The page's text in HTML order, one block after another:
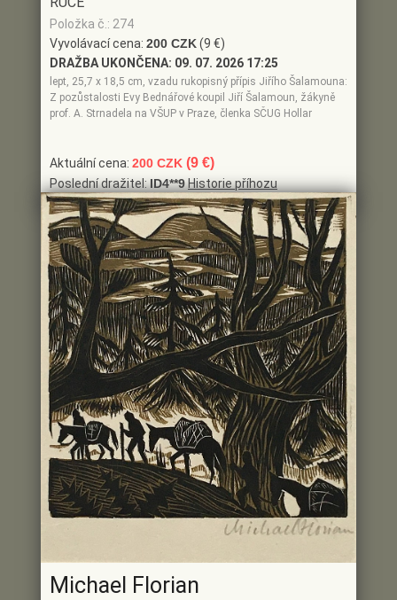
Položka č.: 274
Vyvolávací cena: 200 CZK(9 €)
DRAŽBA UKONČENA: 09. 07. 2026 17:25
lept, 25,7 x 18,5 cm, vzadu rukopisný přípis Jiřího Šalamouna:
Z pozůstalosti Evy Bednářové koupil Jiří Šalamoun, žákyně
prof. A. Strnadela na VŠUP v Praze, členka SČUG Hollar
Aktuální cena: 200 CZK (9 €)
Poslední dražitel:ID4**9Historie příhozu
Michael Florian